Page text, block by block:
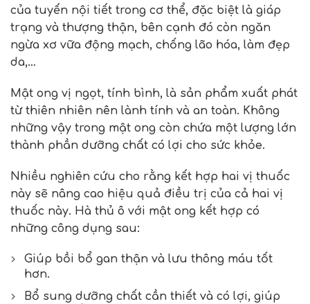
của tuyến nội tiết trong cơ thể, đặc biệt là giáp
trạng và thượng thận, bên cạnh đó còn ngăn
ngừa xơ vữa động mạch, chống lão hóa, làm đẹp
da,…
Mật ong vị ngọt, tính bình, là sản phẩm xuất phát
từ thiên nhiên nên lành tính và an toàn. Không
những vậy trong mật ong còn chứa một lượng lớn
thành phần dưỡng chất có lợi cho sức khỏe.
Nhiều nghiên cứu cho rằng kết hợp hai vị thuốc
này sẽ nâng cao hiệu quả điều trị của cả hai vị
thuốc này. Hà thủ ô với mật ong kết hợp có
những công dụng sau:
Giúp bồi bổ gan thận và lưu thông máu tốt
hơn.
Bổ sung dưỡng chất cần thiết và có lợi, giúp